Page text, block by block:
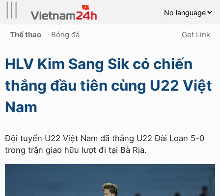
Thể thao Bóng đá Get Link
HLV Kim Sang Sik có chiến
thắng đầu tiên cùng U22 Việt
Nam
Đội tuyển U22 Việt Nam đã thắng U22 Đài Loan 5-0
trong trận giao hữu lượt đi tại Bà Rịa.